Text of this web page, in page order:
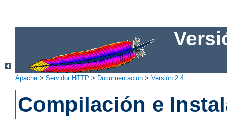
Apache > Servidor HTTP > Documentación > Versión 2.4
Compilación e